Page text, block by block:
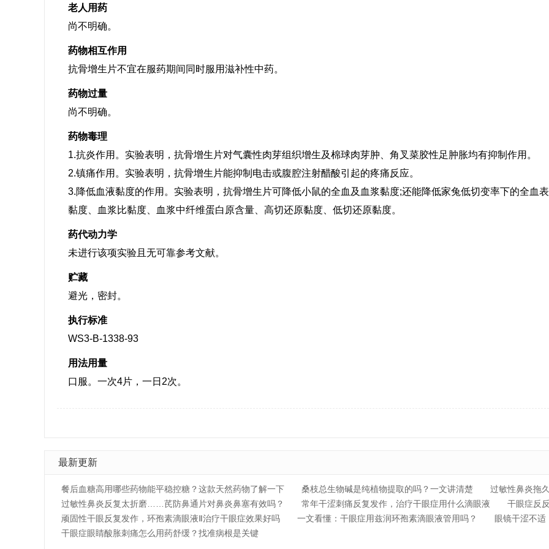
老人用药
尚不明确。
药物相互作用
抗骨增生片不宜在服药期间同时服用滋补性中药。
药物过量
尚不明确。
药物毒理
1.抗炎作用。实验表明，抗骨增生片对气囊性肉芽组织增生及棉球肉芽肿、角叉菜胶性足肿胀均有抑制作用。
2.镇痛作用。实验表明，抗骨增生片能抑制电击或腹腔注射醋酸引起的疼痛反应。
3.降低血液黏度的作用。实验表明，抗骨增生片可降低小鼠的全血及血浆黏度;还能降低家兔低切变率下的全血
黏度、血浆比黏度、血浆中纤维蛋白原含量、高切还原黏度、低切还原黏度。
药代动力学
未进行该项实验且无可靠参考文献。
贮藏
避光，密封。
执行标准
WS3-B-1338-93
用法用量
口服。一次4片，一日2次。
最新更新
餐后血糖高用哪些药物能平稳控糖？这款天然药物了解一下 桑枝总生物碱是纯植物提取的吗？一文讲清楚
过敏性鼻炎拖
过敏性鼻炎反复太折磨……芪防鼻通片对鼻炎鼻塞有效吗？
常年干涩刺痛反复发作，治疗干眼症用什么滴眼液
干眼症反
顽固性干眼反复发作，环孢素滴眼液Ⅱ治疗干眼症效果好吗
一文看懂：干眼症用兹润环孢素滴眼液管用吗？
眼镜干涩不
干眼症眼睛酸胀刺痛怎么用药舒缓？找准病根是关键